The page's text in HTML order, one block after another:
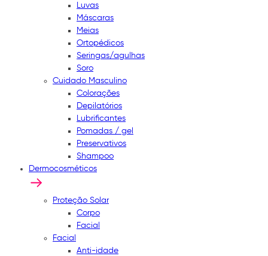
Luvas
Máscaras
Meias
Ortopédicos
Seringas/agulhas
Soro
Cuidado Masculino
Colorações
Depilatórios
Lubrificantes
Pomadas / gel
Preservativos
Shampoo
Dermocosméticos
Proteção Solar
Corpo
Facial
Facial
Anti-idade